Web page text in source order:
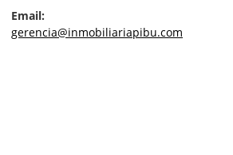
Email:
gerencia@inmobiliariapibu.com